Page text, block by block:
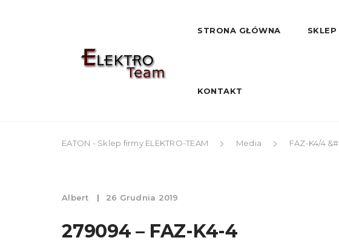
STRONA GŁÓWNA SKLEP
KONTAKT
EATON - Sklep firmy ELEKTRO-TEAM Media FAZ-K4/4
Albert 26 Grudnia 2019
279094 – FAZ-K4-4